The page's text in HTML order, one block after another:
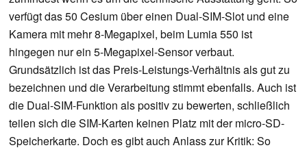
verfügt das 50 Cesium über einen Dual-SIM-Slot und eine
Kamera mit mehr 8-Megapixel, beim Lumia 550 ist
hingegen nur ein 5-Mega­pixel-Sensor verbaut.
Grundsätzlich ist das Preis-Leistungs-Verhältnis als gut zu
bezeichnen und die Verarbeitung stimmt ebenfalls. Auch ist
die Dual-SIM-Funktion als positiv zu bewerten, schließlich
teilen sich die SIM-Karten keinen Platz mit der micro-SD-
Speicherkarte. Doch es gibt auch Anlass zur Kritik: So